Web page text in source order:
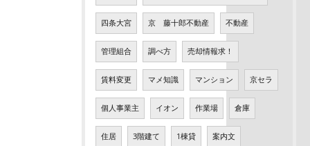
四条大宮 京 藤十郎不動産 不動産
管理組合 調べ方 売却情報求！
賃料変更 マメ知識 マンション 京セラ
個人事業主 イオン 作業場 倉庫
住居 3階建て 1棟貸 案内文